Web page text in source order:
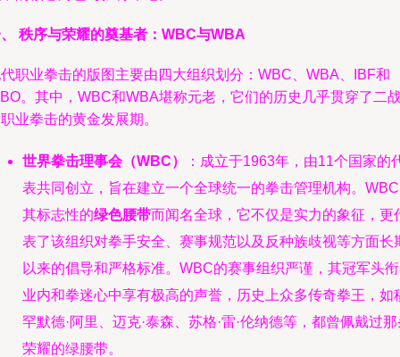
秩序与荣耀的奠基者：WBC与WBA
职业拳击的版图主要由四大组织划分：WBC、WBA、IBF和
。其中，WBC和WBA堪称元老，它们的历史几乎贯穿了二
业拳击的黄金发展期。
世界拳击理事会（WBC）
：成立于1963年，由11个国家的
表共同创立，旨在建立一个全球统一的拳击管理机构。
其标志性的绿色腰带而闻名全球，它不仅是实力的象征，更
表了该组织对拳手安全、赛事规范以及反种族歧视等方面长
以来的倡导和严格标准。WBC的赛事组织严谨，其冠军头
业内和拳迷心中享有极高的声誉，历史上众多传奇拳王，如
罕默德·阿里、迈克·泰森、苏格·雷·伦纳德等，都曾佩戴过
荣耀的绿腰带。